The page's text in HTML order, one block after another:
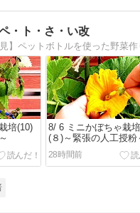
・ト・さ・い改
培(10)
8/ 6 ミニかぼちゃ栽
(８)～緊張の人工授粉
28時間前